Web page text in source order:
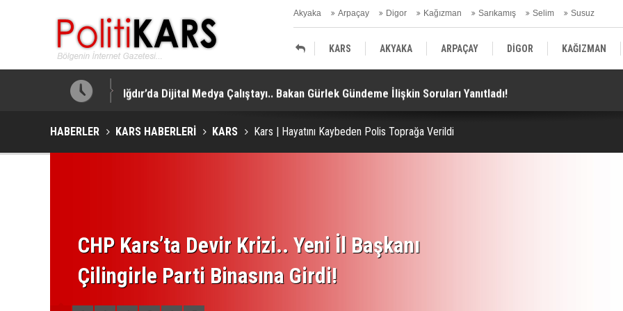
Akyaka Arpaçay Digor Kağızman Sarıkamış Selim Susuz
Kars Gündem
KARS AKYAKA ARPAÇAY DİGOR KAĞIZMAN
SELİM SUSUZ KARS GÜNDEM
Iğdır’da Dijital Medya Çalıştayı.. Bakan Gürlek Gündeme İlişkin Soruları Yanıtladı!
HABERLER KARS HABERLERİ KARS Kars | Hayatını Kaybeden Polis Toprağa Verildi
CHP Kars’ta Devir Krizi.. Yeni İl Başkanı
Çilingirle Parti Binasına Girdi!